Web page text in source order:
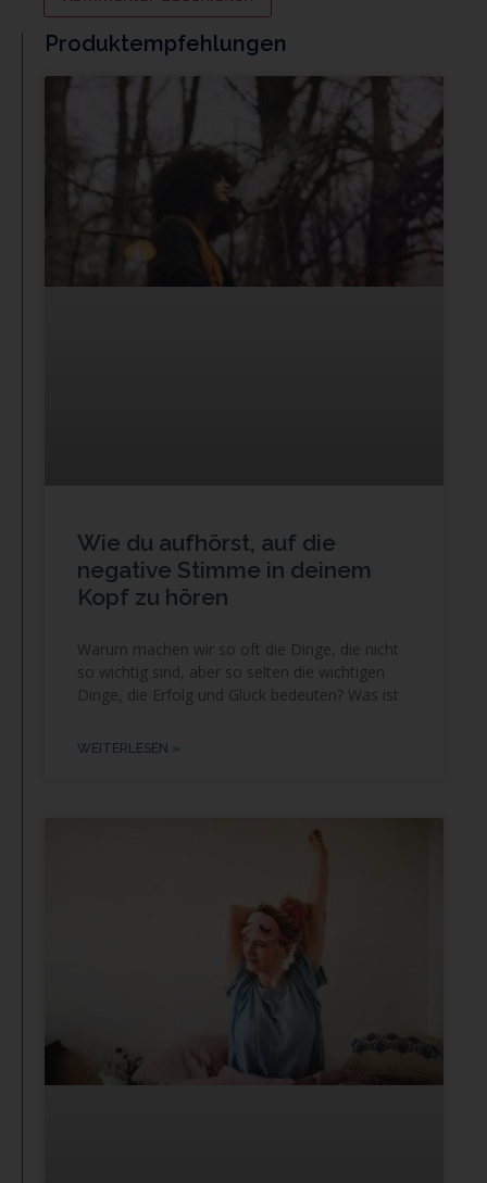
Produktempfehlungen
Wie du aufhörst, auf die
negative Stimme in deinem
Kopf zu hören
Warum machen wir so oft die Dinge, die nicht
so wichtig sind, aber so selten die wichtigen
Dinge, die Erfolg und Glück bedeuten? Was ist
WEITERLESEN »